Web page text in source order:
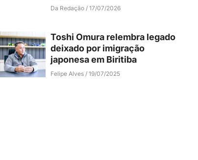
Da Redação 17/07/2026
Toshi Omura relembra legado
deixado por imigração
japonesa em Biritiba
Felipe Alves 19/07/2025